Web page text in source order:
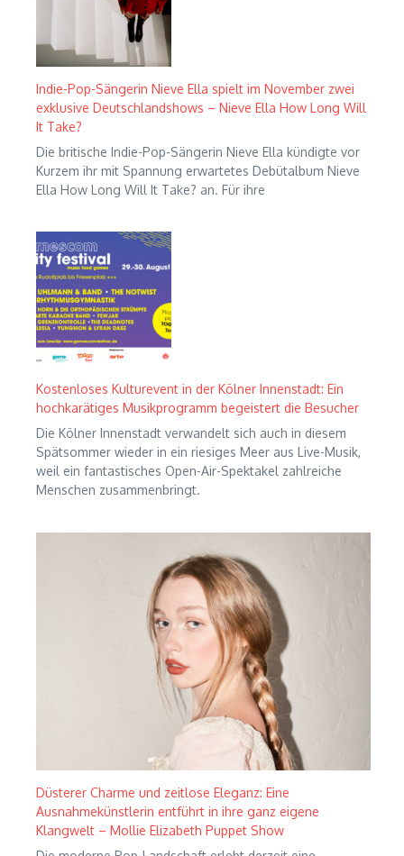
Indie-Pop-Sängerin Nieve Ella spielt im November zwei
exklusive Deutschlandshows – Nieve Ella How Long Will
It Take?
Die britische Indie-Pop-Sängerin Nieve Ella kündigte vor
Kurzem ihr mit Spannung erwartetes Debütalbum Nieve
Ella How Long Will It Take? an. Für ihre
Kostenloses Kulturevent in der Kölner Innenstadt: Ein
hochkarätiges Musikprogramm begeistert die Besucher
Die Kölner Innenstadt verwandelt sich auch in diesem
Spätsommer wieder in ein riesiges Meer aus Live-Musik,
weil ein fantastisches Open-Air-Spektakel zahlreiche
Menschen zusammenbringt.
Düsterer Charme und zeitlose Eleganz: Eine
Ausnahmekünstlerin entführt in ihre ganz eigene
Klangwelt – Mollie Elizabeth Puppet Show